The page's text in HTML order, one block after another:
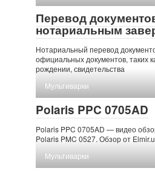
Перевод
нотариальным
Нотариальный перевод
официальных документов, таких
рождении, свидетельства
Мультиварки
Polaris PPC 0705AD
Polaris PPC 0705AD — видео
Polaris PMC 0527. Обзор от
Мультиварки